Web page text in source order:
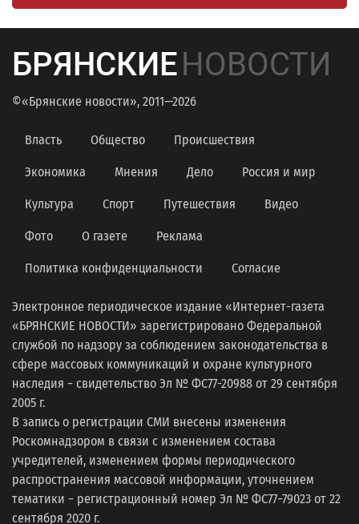
БРЯНСКИЕНОВОСТИ
©«Брянские новости», 2011—2026
Власть Общество Происшествия
Экономика Мнения Дело Россия и мир
Культура Спорт Путешествия Видео
Фото О газете Реклама
Политика конфиденциальности Согласие
Электронное периодическое издание «Интернет-газета
«БРЯНСКИЕ НОВОСТИ» зарегистрировано Федеральной
службой по надзору за соблюдением законодательства в
сфере массовых коммуникаций и охране культурного
наследия − свидетельство Эл № ФС77-20988 от 29 сентября
2005 г.
В запись о регистрации СМИ внесены изменения
Роскомнадзором в связи с изменением состава
учредителей, изменением формы периодического
распространения массовой информации, уточнением
тематики − регистрационный номер Эл № ФС77−79023 от 22
сентября 2020 г.